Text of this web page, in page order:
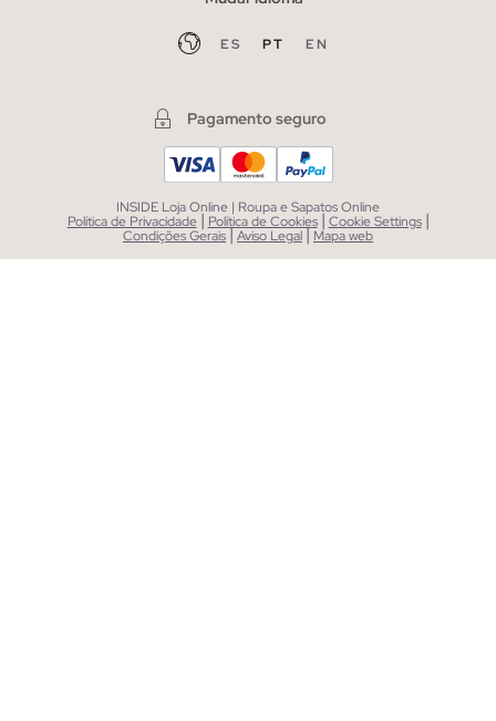
ES PT EN
Pagamento seguro
INSIDE Loja Online | Roupa e Sapatos Online
Política de Privacidade | Política de Cookies | Cookie Settings |
Condições Gerais|Aviso Legal| Mapa web